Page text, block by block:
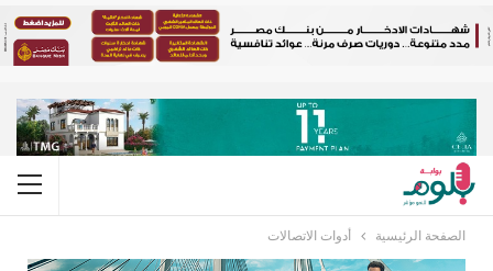
الصفحة الرئيسية أدوات الاتصالات